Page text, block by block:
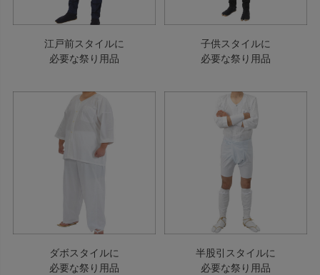
江戸前スタイルに
必要な祭り用品
子供スタイルに
必要な祭り用品
ダボスタイルに
必要な祭り用品
半股引スタイルに
必要な祭り用品